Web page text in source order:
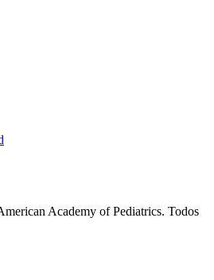
Academy of Pediatrics. Todos